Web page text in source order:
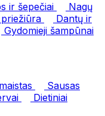
ir šepečiai
Nagų
Dantų ir
Gydomieji šampūnai
Sausas
Dietiniai